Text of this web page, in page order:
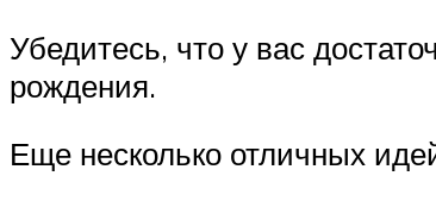
Убедитесь, что у вас
рождения.
Еще несколько отличных